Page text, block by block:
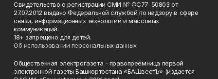
Свидетельство о регистрации СМИ № ФС77-50803 от
27.07.2012 выдано Федеральной службой по надзору в сфере
связи, информационных технологий и массовых
коммуникаций.
18+ запрещено для детей.
Об использовании персональных данных
Общественная электрогазета - правопреемница первой
электронной газеты Башкортостана «БАШвестЪ» (издается